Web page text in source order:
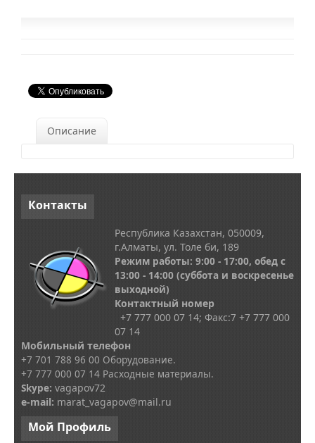
Описание
Контакты
Республика Казахстан, 050009,
г.Алматы, ул. Толе би, 189
Режим работы: 9:00 - 17:00, обед с
13:00 - 14:00 (суббота и воскресенье
выходной)
Контактный номер
+7 777 000 07 14; Факс:7 +7 777 000
07 14
Мобильный телефон
+7 701 788 96 00 Оборудование.
+7 777 000 07 14 Расходные материалы.
Skype: vagapov72
e-mail: marat_vagapov@mail.ru
Мой Профиль